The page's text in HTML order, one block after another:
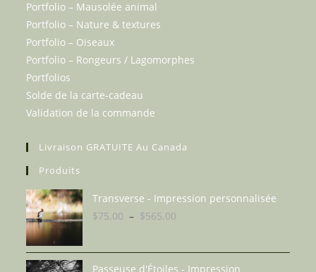
Portfolio – Mausolée animal
Portfolio – Nature & textures
Portfolio – Oiseaux
Portfolio – Rongeurs / Lagomorphes
Portfolios
Solde de la carte-cadeau
Validation de la commande
Livraison GRATUITE Au Canada
Produits
Transverse - Impression personnalisée
$75.00 – $565.00
prix :
$75.00
Passeuse d'Étoiles - Impression